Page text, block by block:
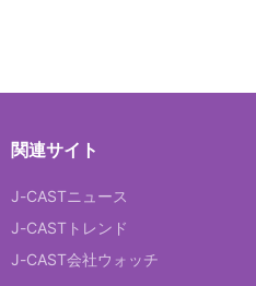
関連サイト
J-CASTニュース
J-CASTトレンド
J-CAST会社ウォッチ